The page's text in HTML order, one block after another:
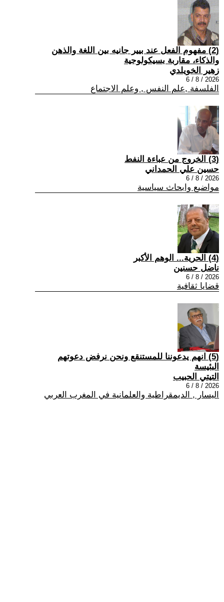
(2) مفهوم الفعل عند بيير جانيه بين اللغة والذهن
والذكاء، مقاربة بسيكولوجية
زهير الخويلدي
2026 / 8 / 6
الفلسفة ,علم النفس , وعلم الاجتماع
(3) الخروج من عباءة النفط
حسين علي الحمداني
2026 / 8 / 6
مواضيع وابحاث سياسية
(4) الحرية... الوهم الأكبر
ناضل حسنين
2026 / 8 / 6
قضايا ثقافية
(5) انهم يدعوننا للمستنقع ونحن نرفض دعوتهم
البئيسة
التيتي الحبيب
2026 / 8 / 6
اليسار , الديمقراطية والعلمانية في المغرب العربي